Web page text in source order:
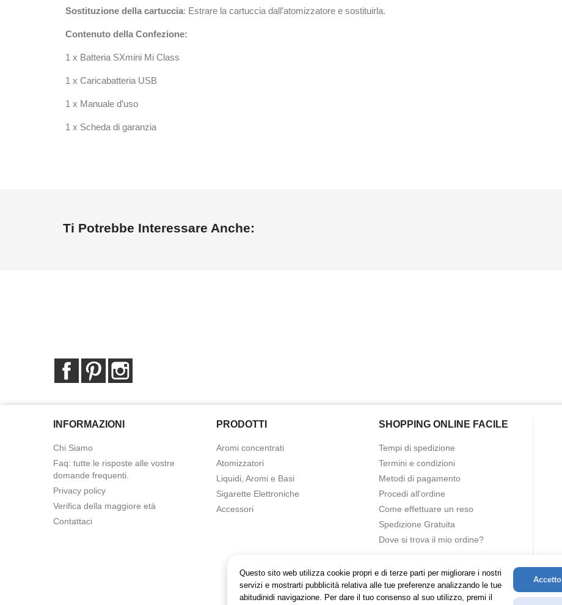
Sostituzione della cartuccia: Estrare la cartuccia dall’atomizzatore e sostituirla.
Contenuto della Confezione:
1 x Batteria SXmini Mi Class
1 x Caricabatteria USB
1 x Manuale d’uso
1 x Scheda di garanzia
Ti Potrebbe Interessare Anche:
FacebookPinterest
Questo sito web utilizza cookie propri e di terze parti per migliorare i nostri
servizi e mostrarti pubblicità relativa alle tue preferenze analizzando le tue
abitudinidi navigazione. Per dare il tuo consenso al suo utilizzo, premi il
Accetto
INFORMAZIONI
Chi Siamo
Faq: tutte le risposte alle vostre
domande frequenti.
Privacy policy
Verifica della maggiore età
Contattaci
PRODOTTI
Aromi concentrati
Atomizzatori
Liquidi, Aromi e Basi
Sigarette Elettroniche
Accessori
SHOPPING ONLINE FACILE
Tempi di spedizione
Termini e condizioni
Metodi di pagamento
Procedi all'ordine
Come effettuare un reso
Spedizione Gratuita
Dove si trova il mio ordine?